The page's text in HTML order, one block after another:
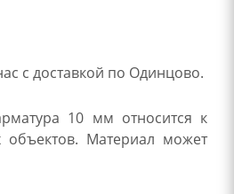
с доставкой по Одинцово.
10 мм относится к
объектов. Материал может